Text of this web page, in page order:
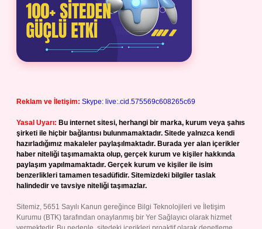
Reklam ve İletişim: Skype: live:.cid.575569c608265c69
Yasal Uyarı: Bu internet sitesi, herhangi bir marka, kurum veya şahıs
şirketi ile hiçbir bağlantısı bulunmamaktadır. Sitede yalnızca kendi
hazırladığımız makaleler paylaşılmaktadır. Burada yer alan içerikler
haber niteliği taşımamakta olup, gerçek kurum ve kişiler hakkında
paylaşım yapılmamaktadır. Gerçek kurum ve kişiler ile isim
benzerlikleri tamamen tesadüfidir. Sitemizdeki bilgiler taslak
halindedir ve tavsiye niteliği taşımazlar.
Sitemiz, 5651 Sayılı Kanun gereğince Bilgi Teknolojileri ve İletişim
Kurumu (BTK) tarafından onaylanmış bir Yer Sağlayıcı olarak hizmet